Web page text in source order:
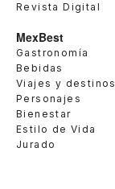
Revista Digital
MexBest
Gastronomía
Bebidas
Viajes y destinos
Personajes
Bienestar
Estilo de Vida
Jurado